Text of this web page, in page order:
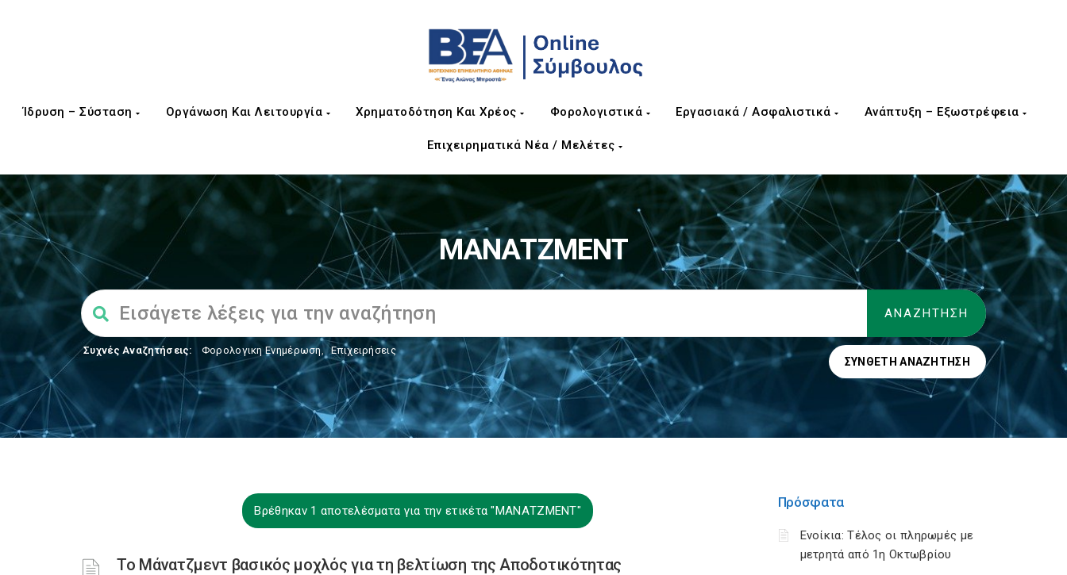
Ίδρυση – Σύσταση Οργάνωση Και Λειτουργία Χρηματοδότηση Και Χρέος Φορολογιστικά Εργασιακά / Ασφαλιστικά Ανάπτυξη – Εξωστρέφεια
Επιχειρηματικά Νέα / Μελέτες
ΜΑΝΑΤΖΜΕΝΤ
Συχνές Αναζητήσεις: Φορολογικη Ενημέρωση, Επιχειρήσεις
ΣΎΝΘΕΤΗ ΑΝΑΖΉΤΗΣΗ
Βρέθηκαν 1 αποτελέσματα για την ετικέτα "ΜΑΝΑΤΖΜΕΝΤ"
To Μάνατζμεντ βασικός μοχλός για τη βελτίωση της Αποδοτικότητας
Πρόσφατα
Ενοίκια: Τέλος οι πληρωμές με
μετρητά από 1η Οκτωβρίου